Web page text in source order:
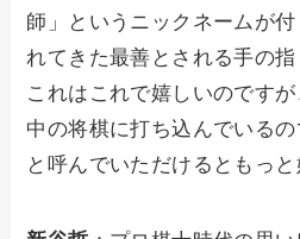
師」というニックネームが
れてきた最善とされる手の指
これはこれで嬉しいのです
中の将棋に打ち込んでいるの
と呼んでいただけるともっと